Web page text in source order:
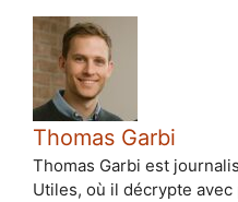
Thomas Garbi
Thomas Garbi est
Utiles, où il décrypte